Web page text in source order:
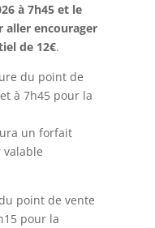
à 7h45 et le
aller encourager
de 12€.
du point de
à 7h45 pour la
un forfait
point de vente
pour la